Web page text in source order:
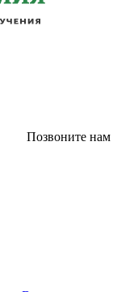
Позвоните нам